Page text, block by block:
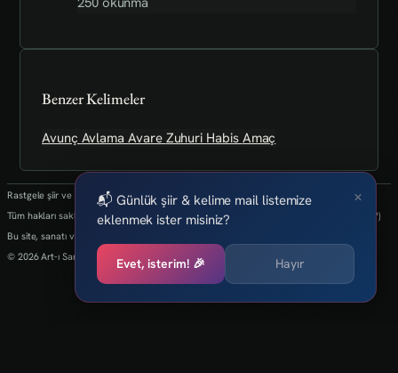
Benzer Kelimeler
Avunç AvlamaAvare Zuhuri Habis Amaç
Rastgele şiir ve kelimeler her 24 saatte bir yenilenmektedir.
Tüm hakları saklıdır.(biz kaybettik bulan varsa info@art-isanat.com.tr'ye mail atabilir mi?)
Bu site, sanatı ve yaratıcılığı dijital dünyaya taşıma arzusu ile kurulmuştur.
© 2026 Art-ı Sanat
×
📬 Günlük şiir & kelime mail listemize
eklenmek ister misiniz?
Evet, isterim! 🎉 Hayır